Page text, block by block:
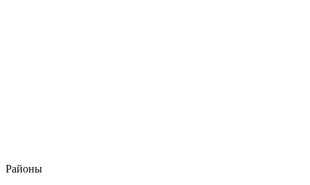
Районы